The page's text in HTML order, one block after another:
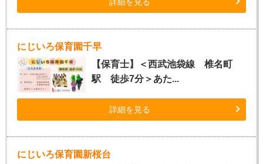
詳細を見る
にじいろ保育園千早
【保育士】＜西武池袋線 椎名町
駅 徒歩7分＞あた...
詳細を見る
にじいろ保育園新桜台